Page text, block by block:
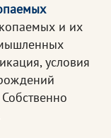
и их
условия